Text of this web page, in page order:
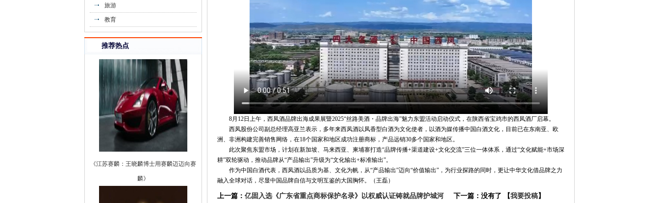
旅游
教育
推荐热点
《唱吧麦颂联合中美诺优打造“车轮上
8月12日上午，西凤酒品牌出海成果展暨2025“丝路美酒・品牌出海”魅力东盟活动启动仪式，在陕西省宝鸡市的西凤酒厂启幕。
西凤股份公司副总经理高亚兰表示，多年来西凤酒以凤香型白酒为文化使者，以酒为媒传播中国白酒文化，目前已在东南亚、欧
洲、非洲构建完善销售网络，在18个国家和地区成功注册商标，产品远销30多个国家和地区。
此次聚焦东盟市场，计划在新加坡、马来西亚、柬埔寨打造“品牌传播+渠道建设+文化交流”三位一体体系，通过“文化赋能+市场深
耕”双轮驱动，推动品牌从“产品输出”升级为“文化输出+标准输出”。
作为中国白酒代表，西凤酒以品质为基、文化为帆，从“产品输出”迈向“价值输出”，为行业探路的同时，更让中华文化借品牌之力
融入全球对话，尽显中国品牌自信与文明互鉴的大国胸怀。（王磊）
上一篇： 亿固入选《广东省重点商标保护名录》以权威认证铸就品牌护城河 下一篇：没有了 【我要投稿】